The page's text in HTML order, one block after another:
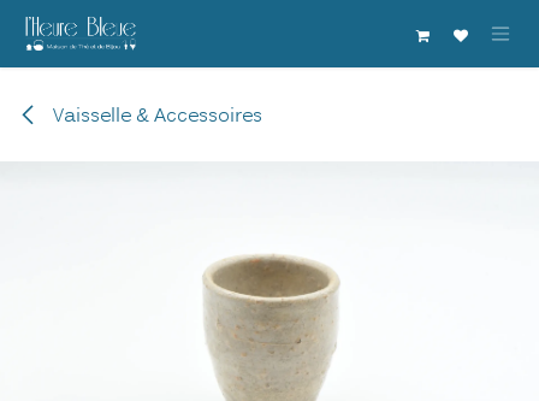
Se rendre au contenu
Vaisselle & Accessoires